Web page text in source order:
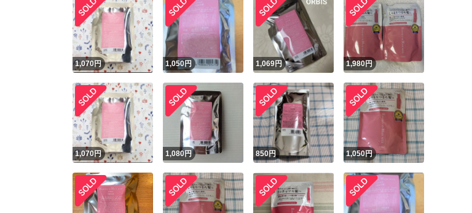
1,070円 1,050円 1,069円 1,980円
1,070円 1,080円 850円 1,050円